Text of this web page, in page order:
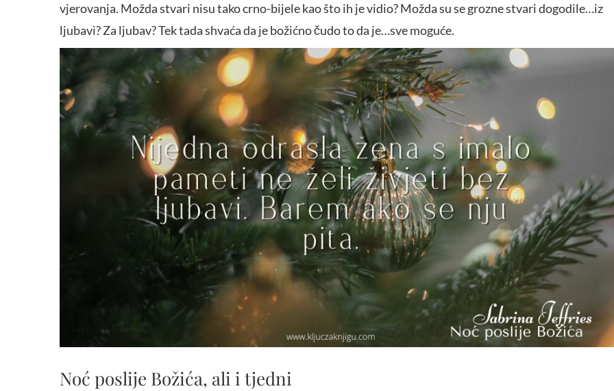
vjerovanja. Možda stvari nisu tako crno-bijele kao što ih je vidio? Možda su se grozne stvari dogodile…iz
ljubavi? Za ljubav? Tek tada shvaća da je božićno čudo to da je…sve moguće.
Noć poslije Božića, ali i tjedni